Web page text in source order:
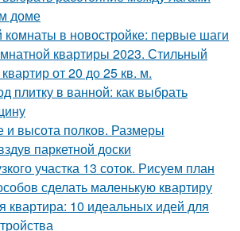
доме
комнаты в новостройке: первые шаги
квартиры 2023. Стильный
от 20 до 25 кв. м.
плитку в ванной: как выбрать
и высота полков. Размеры
паркетной доски
участка 13 соток. Рисуем план
сделать маленькую квартиру
квартира: 10 идеальных идей для